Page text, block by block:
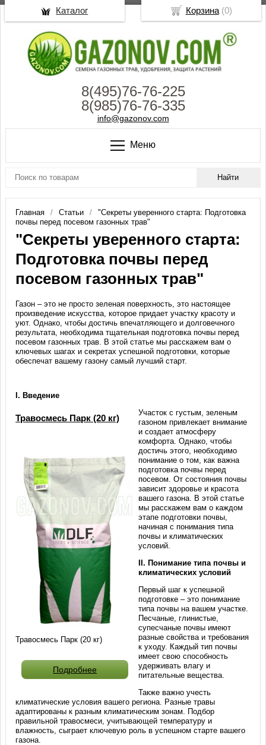
8(495)76-76-225
8(985)76-76-335
info@gazonov.com
Меню
Главная Статьи
"Секреты уверенного старта: Подготовка
почвы перед посевом газонных трав"
"Секреты уверенного старта:
Подготовка почвы перед
посевом газонных трав"
Газон – это не просто зеленая поверхность, это настоящее
произведение искусства, которое придает участку красоту и
уют. Однако, чтобы достичь впечатляющего и долговечного
результата, необходима тщательная подготовка почвы перед
посевом газонных трав. В этой статье мы расскажем вам о
ключевых шагах и секретах успешной подготовки, которые
обеспечат вашему газону самый лучший старт.
I. Введение
Травосмесь Парк (20 кг)
Травосмесь Парк (20 кг)
Подробнее
Участок с густым, зеленым
газоном привлекает внимание
и создает атмосферу
комфорта. Однако, чтобы
достичь этого, необходимо
понимание о том, как важна
подготовка почвы перед
посевом. От состояния почвы
зависит здоровье и красота
вашего газона. В этой статье
мы расскажем вам о каждом
этапе подготовки почвы,
начиная с понимания типа
почвы и климатических
условий.
II. Понимание типа почвы и
климатических условий
Первый шаг к успешной
подготовке – это понимание
типа почвы на вашем участке.
Песчаные, глинистые,
супесчаные почвы имеют
разные свойства и требования
к уходу. Каждый тип почвы
имеет свою способность
удерживать влагу и
питательные вещества.
Также важно учесть
климатические условия вашего региона. Разные травы
адаптированы к разным климатическим зонам. Подбор
правильной травосмеси, учитывающей температуру и
влажность, сыграет ключевую роль в успешном старте вашего
газона.
Корзина(0)
Каталог